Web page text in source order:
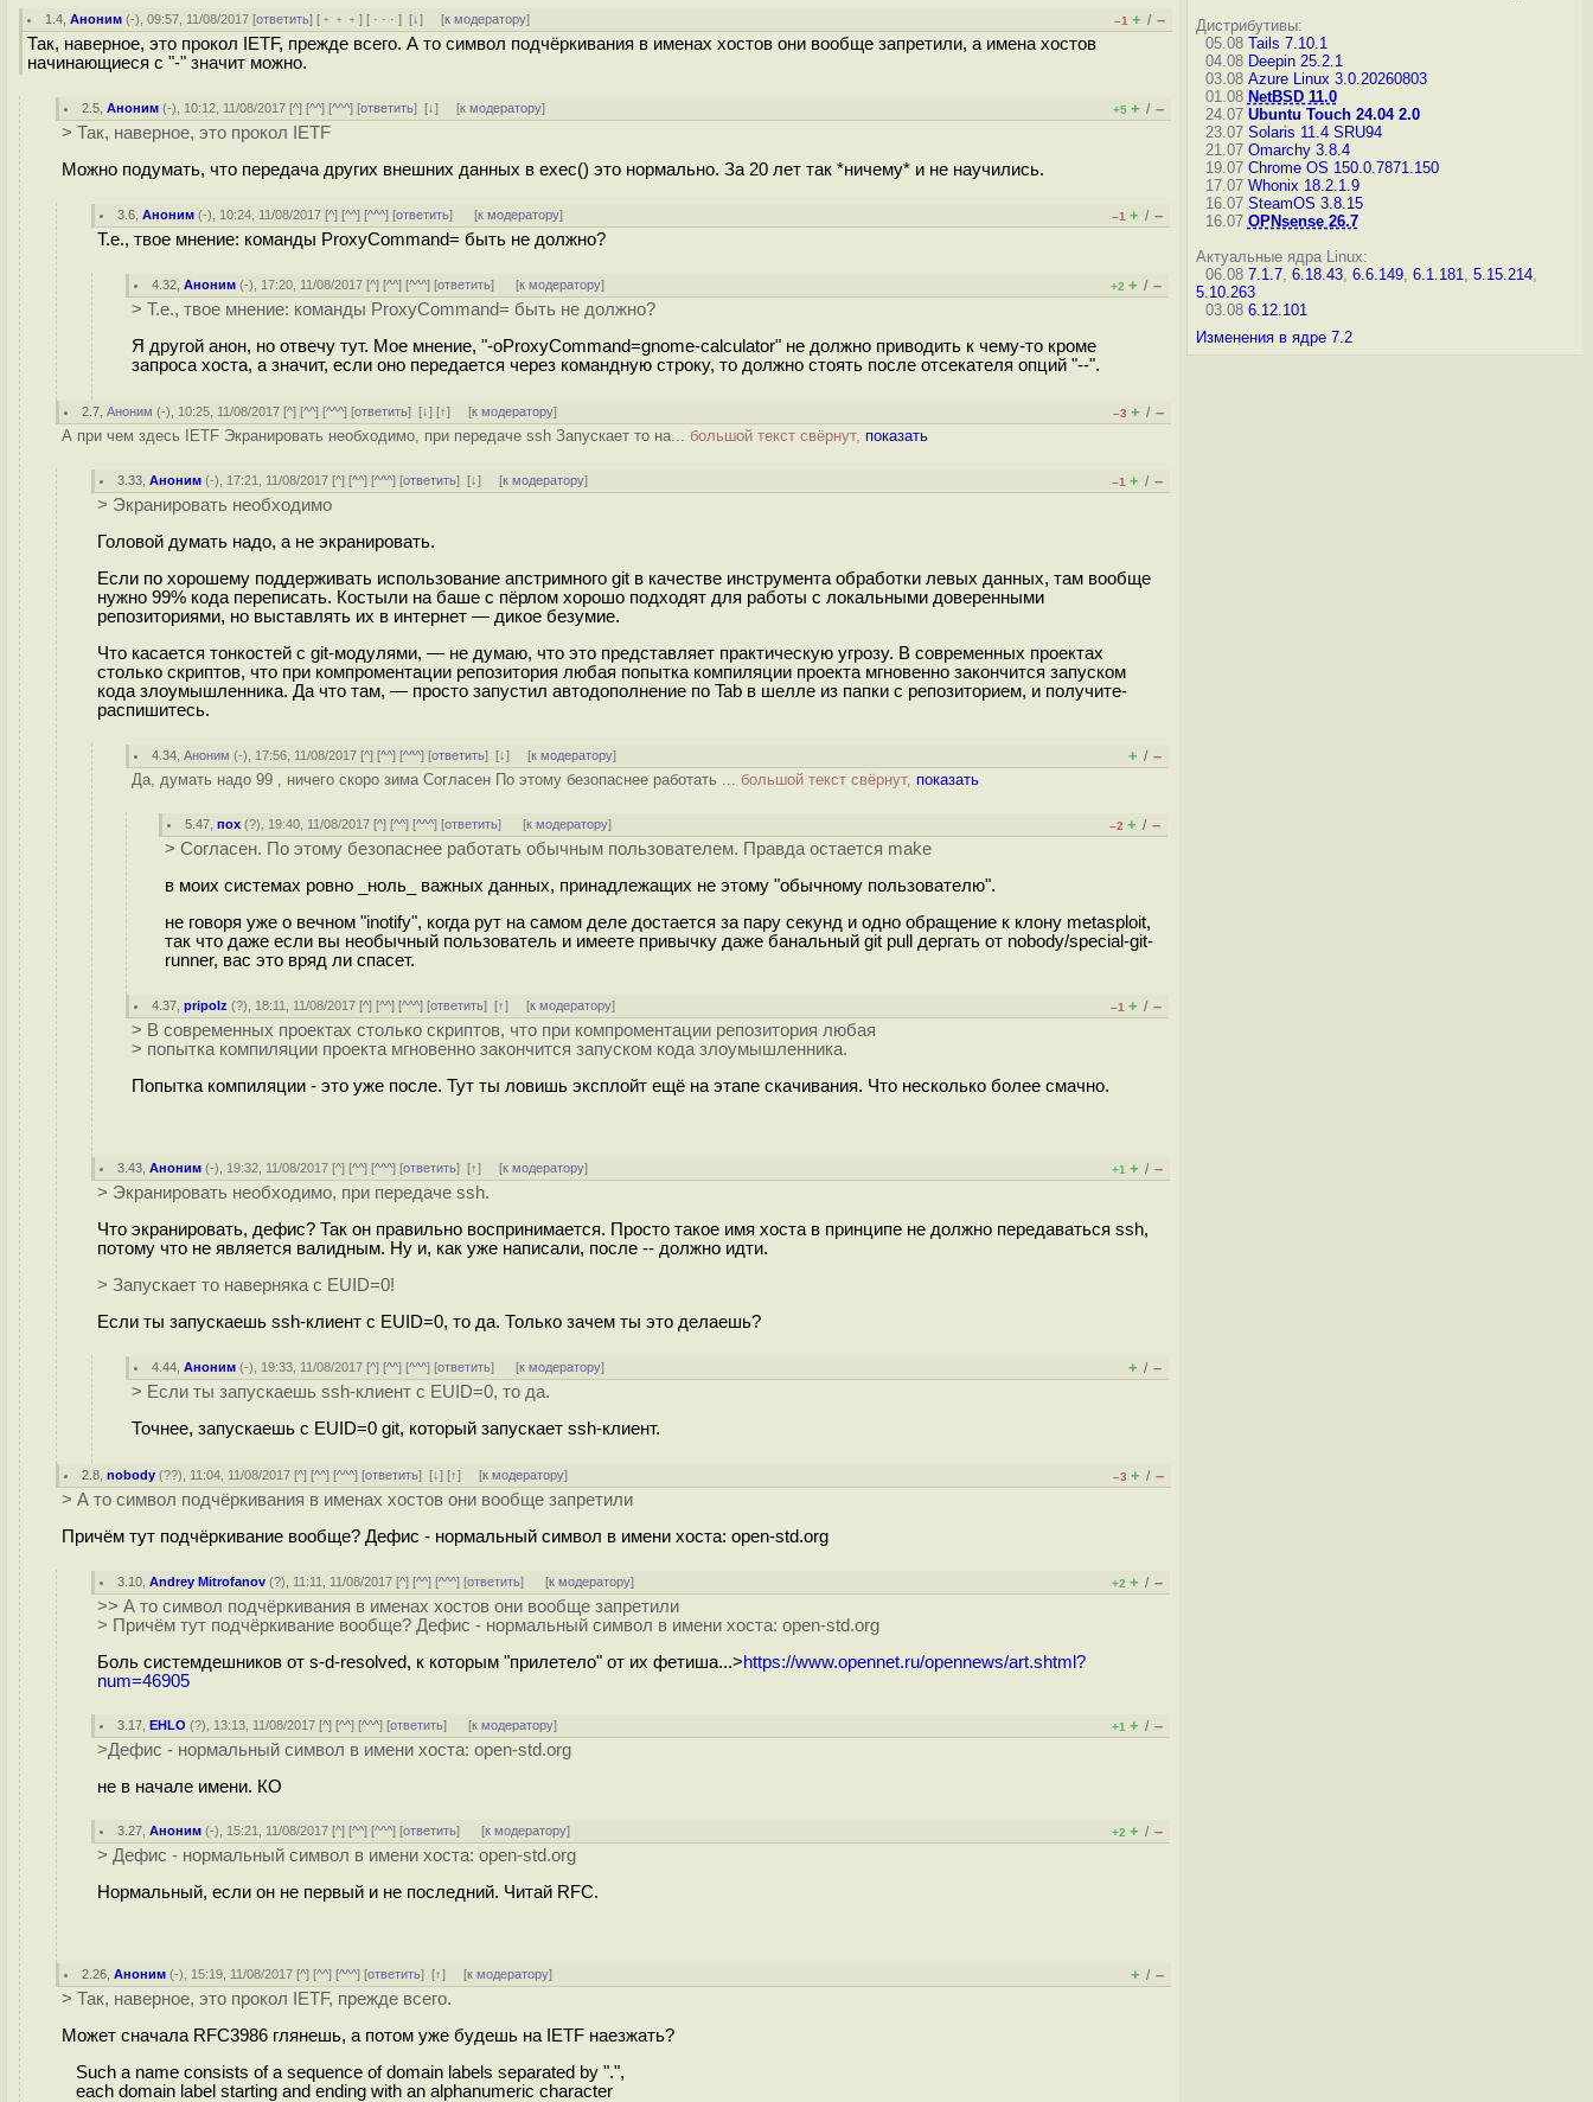
1.4 ,Аноним (-), 09:57, 11/08/2017 [ответить] [ ﹢﹢﹢] [ · · ·][↓] [к модератору] –1 + / –
Так, наверное, это прокол IETF, прежде всего. А то символ подчёркивания в именах хостов они вообще запретили, а имена хостов
начинающиеся с "-" значит можно.
2.5 ,Аноним (-), 10:12, 11/08/2017 [^] [^^] [^^^] [ответить][↓] [к модератору] +5 + / –
> Так, наверное, это прокол IETF
Можно подумать, что передача других внешних данных в exec() это нормально. За 20 лет так *ничему* и не научились.
3.6 ,Аноним (-), 10:24, 11/08/2017 [^] [^^] [^^^] [ответить] [к модератору] –1 + / –
Т.е., твое мнение: команды ProxyCommand= быть не должно?
4.32 ,Аноним (-), 17:20, 11/08/2017 [^] [^^] [^^^] [ответить] [к модератору] +2 + / –
> Т.е., твое мнение: команды ProxyCommand= быть не должно?
Я другой анон, но отвечу тут. Мое мнение, "-oProxyCommand=gnome-calculator" не должно приводить к чему-то кроме
запроса хоста, а значит, если оно передается через командную строку, то должно стоять после отсекателя опций "--".
2.7 ,Аноним (-), 10:25, 11/08/2017 [^] [^^] [^^^] [ответить][↓] [↑] [к модератору] –3 + / –
А при чем здесь IETF Экранировать необходимо, при передаче ssh Запускает то на... большой текст свёрнут, показать
3.33 ,Аноним (-), 17:21, 11/08/2017 [^] [^^] [^^^] [ответить][↓] [к модератору] –1 + / –
> Экранировать необходимо
Головой думать надо, а не экранировать.
Если по хорошему поддерживать использование апстримного git в качестве инструмента обработки левых данных, там вообще
нужно 99% кода переписать. Костыли на баше с пёрлом хорошо подходят для работы с локальными доверенными
репозиториями, но выставлять их в интернет — дикое безумие.
Что касается тонкостей с git-модулями, — не думаю, что это представляет практическую угрозу. В современных проектах
столько скриптов, что при компроментации репозитория любая попытка компиляции проекта мгновенно закончится запуском
кода злоумышленника. Да что там, — просто запустил автодополнение по Tab в шелле из папки с репозиторием, и получите-
распишитесь.
4.34 ,Аноним (-), 17:56, 11/08/2017 [^] [^^] [^^^] [ответить][↓] [к модератору] + / –
Да, думать надо 99 , ничего скоро зима Согласен По этому безопаснее работать ... большой текст свёрнут, показать
5.47 ,пох (?), 19:40, 11/08/2017 [^] [^^] [^^^] [ответить] [к модератору] –2 + / –
> Согласен. По этому безопаснее работать обычным пользователем. Правда остается make
в моих системах ровно _ноль_ важных данных, принадлежащих не этому "обычному пользователю".
не говоря уже о вечном "inotify", когда рут на самом деле достается за пару секунд и одно обращение к клону metasploit,
так что даже если вы необычный пользователь и имеете привычку даже банальный git pull дергать от nobody/special-git-
runner, вас это вряд ли спасет.
4.37 ,pripolz (?), 18:11, 11/08/2017 [^] [^^] [^^^] [ответить][↑] [к модератору] –1 + / –
> В современных проектах столько скриптов, что при компроментации репозитория любая
> попытка компиляции проекта мгновенно закончится запуском кода злоумышленника.
Попытка компиляции - это уже после. Тут ты ловишь эксплойт ещё на этапе скачивания. Что несколько более смачно.
3.43 ,Аноним (-), 19:32, 11/08/2017 [^] [^^] [^^^] [ответить][↑] [к модератору] +1 + / –
> Экранировать необходимо, при передаче ssh.
Что экранировать, дефис? Так он правильно воспринимается. Просто такое имя хоста в принципе не должно передаваться ssh,
потому что не является валидным. Ну и, как уже написали, после -- должно идти.
> Запускает то наверняка с EUID=0!
Если ты запускаешь ssh-клиент с EUID=0, то да. Только зачем ты это делаешь?
4.44 ,Аноним (-), 19:33, 11/08/2017 [^] [^^] [^^^] [ответить] [к модератору] + / –
> Если ты запускаешь ssh-клиент с EUID=0, то да.
Точнее, запускаешь с EUID=0 git, который запускает ssh-клиент.
2.8 ,nobody (??), 11:04, 11/08/2017 [^] [^^] [^^^] [ответить][↓] [↑] [к модератору] –3 + / –
> А то символ подчёркивания в именах хостов они вообще запретили
Причём тут подчёркивание вообще? Дефис - нормальный символ в имени хоста: open-std.org
3.10 ,Andrey Mitrofanov (?), 11:11, 11/08/2017 [^] [^^] [^^^] [ответить] [к модератору] +2 + / –
>> А то символ подчёркивания в именах хостов они вообще запретили
> Причём тут подчёркивание вообще? Дефис - нормальный символ в имени хоста: open-std.org
Боль системдешников от s-d-resolved, к которым "прилетело" от их фетиша...>https://www.opennet.ru/opennews/art.shtml?
num=46905
3.17 ,EHLO (?), 13:13, 11/08/2017 [^] [^^] [^^^] [ответить] [к модератору] +1 + / –
>Дефис - нормальный символ в имени хоста: open-std.org
не в начале имени. КО
3.27 ,Аноним (-), 15:21, 11/08/2017 [^] [^^] [^^^] [ответить] [к модератору] +2 + / –
> Дефис - нормальный символ в имени хоста: open-std.org
Нормальный, если он не первый и не последний. Читай RFC.
2.26 ,Аноним (-), 15:19, 11/08/2017 [^] [^^] [^^^] [ответить][↑] [к модератору] + / –
> Так, наверное, это прокол IETF, прежде всего.
Может сначала RFC3986 глянешь, а потом уже будешь на IETF наезжать?
Such a name consists of a sequence of domain labels separated by ".",
each domain label starting and ending with an alphanumeric character
Дистрибутивы:
05.08 Tails 7.10.1
04.08 Deepin 25.2.1
03.08 Azure Linux 3.0.20260803
01.08 NetBSD 11.0
24.07 Ubuntu Touch 24.04 2.0
23.07 Solaris 11.4 SRU94
21.07 Omarchy 3.8.4
19.07 Chrome OS 150.0.7871.150
17.07 Whonix 18.2.1.9
16.07 SteamOS 3.8.15
16.07 OPNsense 26.7
Актуальные ядра Linux:
06.08 7.1.7, 6.18.43, 6.6.149, 6.1.181, 5.15.214,
5.10.263
03.08 6.12.101
Изменения в ядре 7.2